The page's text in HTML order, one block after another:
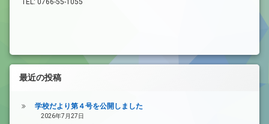
最近の投稿
学校だより第４号を公開しました
2026年7月27日